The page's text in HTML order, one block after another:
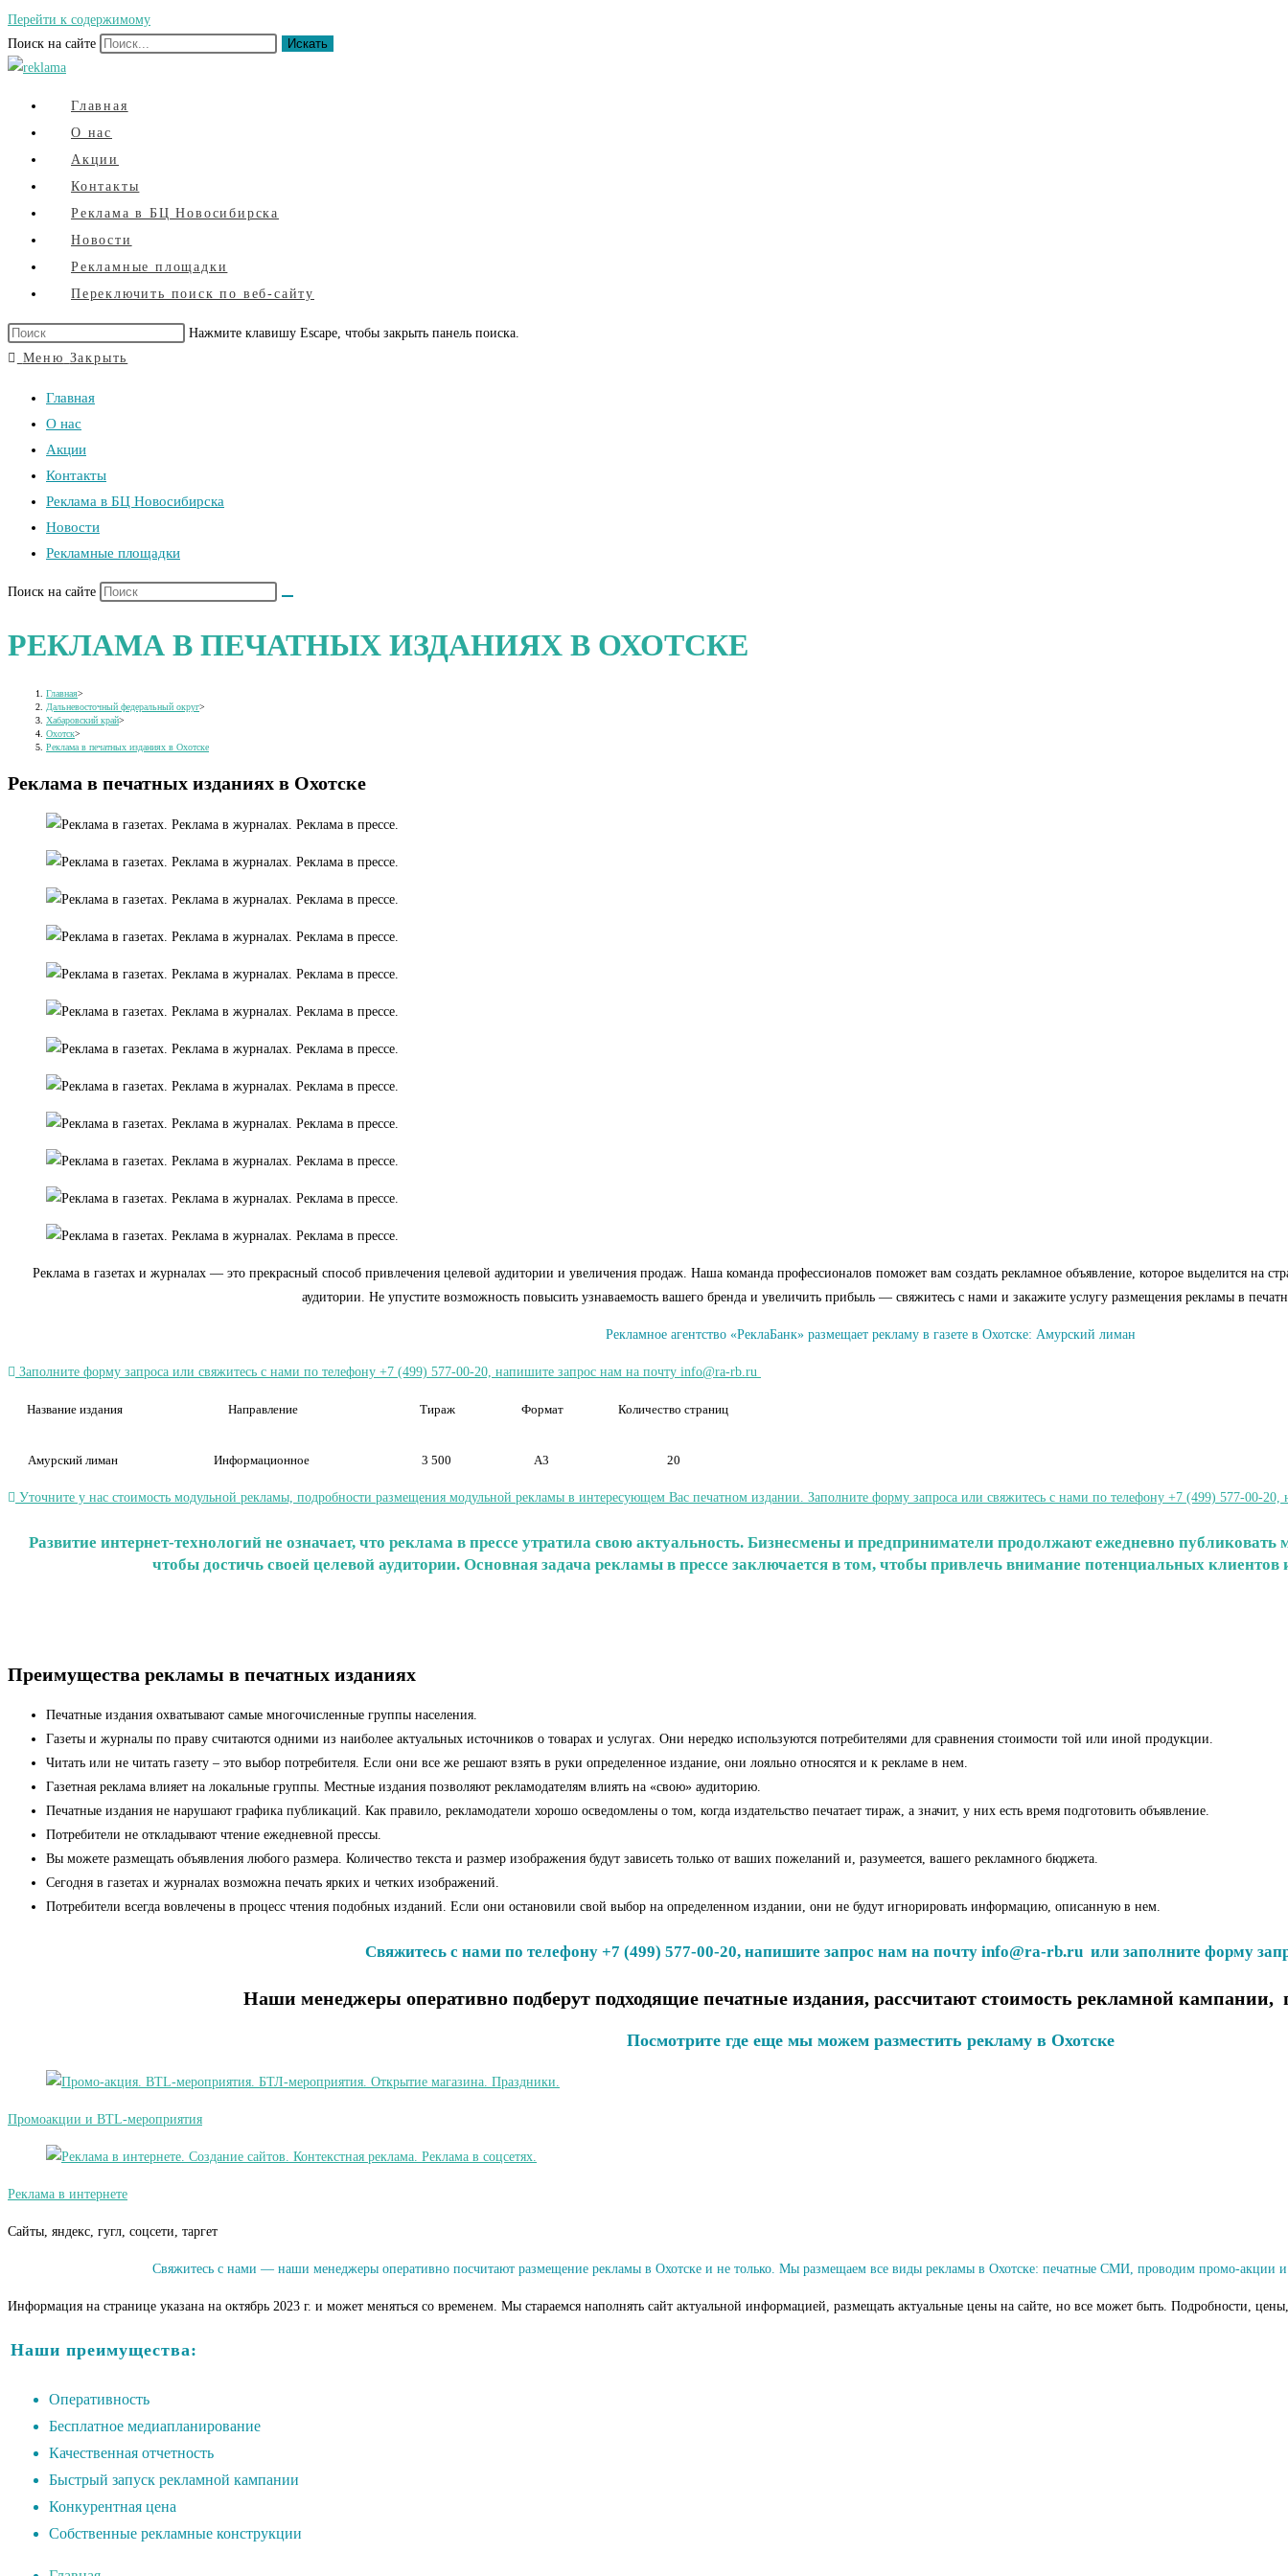
Перейти к содержимому
Поиск на сайте
Искать
Главная
О нас
Акции
Контакты
Реклама в БЦ Новосибирска
Новости
Рекламные площадки
Переключить поиск по веб-сайту
Нажмите клавишу Escape, чтобы закрыть панель поиска.
Меню Закрыть
Главная
О нас
Акции
Контакты
Реклама в БЦ Новосибирска
Новости
Рекламные площадки
Поиск на сайте
РЕКЛАМА В ПЕЧАТНЫХ ИЗДАНИЯХ В ОХОТСКЕ
Главная>
Дальневосточный федеральный округ>
Хабаровский край>
Охотск>
Реклама в печатных изданиях в Охотске
Реклама в печатных изданиях в Охотске
Реклама в газетах и журналах — это прекрасный способ привлечения целевой аудитории и увеличения продаж. Наша команда профессионалов поможет вам создать рекламное объявление, которое выделится на
аудитории. Не упустите возможность повысить узнаваемость вашего бренда и увеличить прибыль — свяжитесь с нами и закажите услугу размещения рекламы в
Рекламное агентство «РеклаБанк» размещает рекламу в газете в Охотске: Амурский лиман
Заполните форму запроса или свяжитесь с нами по телефону +7 (499) 577-00-20, напишите запрос нам на почту info@ra-rb.ru
Название издания Направление Тираж Формат Количество страниц
Амурский лиман Информационное 3 500 А3 20
Уточните у нас стоимость модульной рекламы, подробности размещения модульной рекламы в интересующем Вас печатном издании. Заполните форму запроса или свяжитесь с нами по телефону +7 (499) 577-00-
Развитие интернет-технологий не означает, что реклама в прессе утратила свою актуальность. Бизнесмены и предприниматели продолжают ежедневно
чтобы достичь своей целевой аудитории. Основная задача рекламы в прессе заключается в том, чтобы привлечь внимание потенциальных клиентов
Преимущества рекламы в печатных изданиях
Печатные издания охватывают самые многочисленные группы населения.
Газеты и журналы по праву считаются одними из наиболее актуальных источников о товарах и услугах. Они нередко используются потребителями для сравнения стоимости той или иной продукции.
Читать или не читать газету – это выбор потребителя. Если они все же решают взять в руки определенное издание, они лояльно относятся и к рекламе в нем.
Газетная реклама влияет на локальные группы. Местные издания позволяют рекламодателям влиять на «свою» аудиторию.
Печатные издания не нарушают графика публикаций. Как правило, рекламодатели хорошо осведомлены о том, когда издательство печатает тираж, а значит, у них есть время подготовить объявление.
Потребители не откладывают чтение ежедневной прессы.
Вы можете размещать объявления любого размера. Количество текста и размер изображения будут зависеть только от ваших пожеланий и, разумеется, вашего рекламного бюджета.
Сегодня в газетах и журналах возможна печать ярких и четких изображений.
Потребители всегда вовлечены в процесс чтения подобных изданий. Если они остановили свой выбор на определенном издании, они не будут игнорировать информацию, описанную в нем.
Свяжитесь с нами по телефону +7 (499) 577-00-20, напишите запрос нам на почту info@ra-rb.ru или заполните форму
Наши менеджеры оперативно подберут подходящие печатные издания, рассчитают стоимость рекламной кампании,
Посмотрите где еще мы можем разместить рекламу в Охотске
Промоакции и BTL-мероприятия
Реклама в интернете
Сайты, яндекс, гугл, соцсети, таргет
Свяжитесь с нами — наши менеджеры оперативно посчитают размещение рекламы в Охотске и не только. Мы размещаем все виды рекламы в Охотске: печатные СМИ, проводим промо-акции
Информация на странице указана на октябрь 2023 г. и может меняться со временем. Мы стараемся наполнять сайт актуальной информацией, размещать актуальные цены на сайте, но все может быть. Подробности,
Наши преимущества:
Оперативность
Бесплатное медиапланирование
Качественная отчетность
Быстрый запуск рекламной кампании
Конкурентная цена
Собственные рекламные конструкции